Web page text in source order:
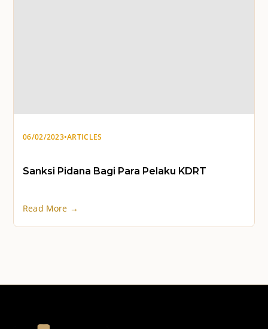
06/02/2023•ARTICLES
Sanksi Pidana Bagi Para Pelaku KDRT
Read More →